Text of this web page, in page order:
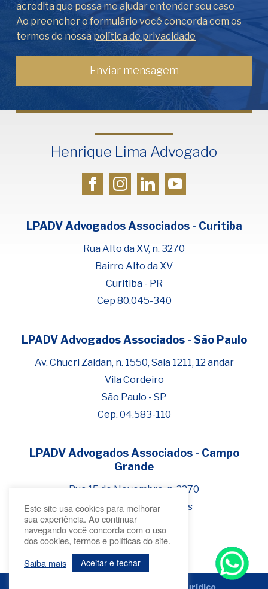
Fale com Henrique Lima
Cadastre-se para começar uma
conversa no WhatsApp
acredita que possa me ajudar entender seu caso
Ao preencher o formulário você concorda com os
termos de nossa política de privacidade
Henrique Lima Advogado
LPADV Advogados Associados - Curitiba
Rua Alto da XV, n. 3270
Bairro Alto da XV
Curitiba - PR
Cep 80.045-340
LPADV Advogados Associados - São Paulo
Av. Chucri Zaidan, n. 1550, Sala 1211, 12 andar
Vila Cordeiro
São Paulo - SP
Cep. 04.583-110
LPADV Advogados Associados - Campo
Grande
Rua 15 de Novembro, n. 2270
Bairro Jardim dos Estados
Campo Grande - MS
Cep 79.020-300
Marketing Jurídico
Este site usa cookies para melhorar
sua experiência. Ao continuar
navegando você concorda com o uso
dos cookies, termos e políticas do site.
Saiba mais
Aceitar e fechar